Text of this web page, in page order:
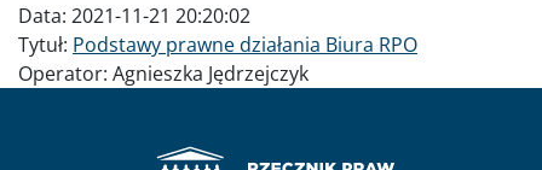
Data: 2021-11-21 20:20:02
Tytuł: Podstawy prawne działania Biura RPO
Operator: Agnieszka Jędrzejczyk